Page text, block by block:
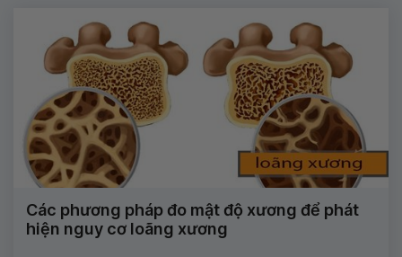
Các phương pháp đo mật độ xương để phát
hiện nguy cơ loãng xương